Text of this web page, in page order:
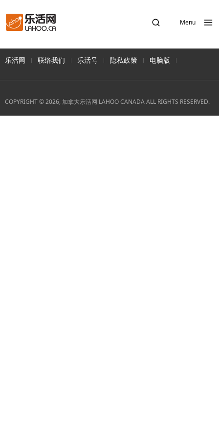
Menu
乐活网 联络我们 乐活号 隐私政策 电脑版
COPYRIGHT © 2026, 加拿大乐活网 LAHOO CANADA ALL RIGHTS RESERVED.